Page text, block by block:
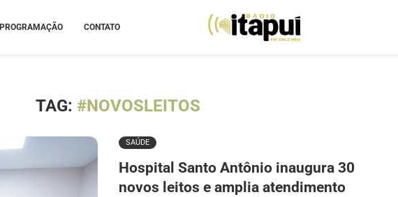
PROGRAMAÇÃO CONTATO
TAG: #NOVOSLEITOS
SAÚDE
Hospital Santo Antônio inaugura 30
novos leitos e amplia atendimento